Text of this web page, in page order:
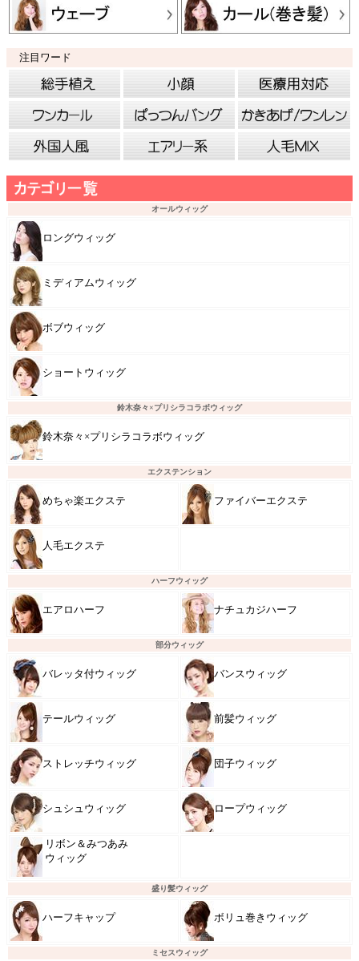
注目ワード
オールウィッグ
ロングウィッグ
ミディアムウィッグ
ボブウィッグ
ショートウィッグ
鈴木奈々×プリシラコラボウィッグ
鈴木奈々×プリシラコラボウィッグ
エクステンション
めちゃ楽エクステ ファイバーエクステ
人毛エクステ
ハーフウィッグ
エアロハーフ ナチュカジハーフ
部分ウィッグ
バレッタ付ウィッグ バンスウィッグ
テールウィッグ 前髪ウィッグ
ストレッチウィッグ 団子ウィッグ
シュシュウィッグ ロープウィッグ
リボン＆みつあみ
ウィッグ
盛り髪ウィッグ
ハーフキャップ ボリュ巻きウィッグ
ミセスウィッグ